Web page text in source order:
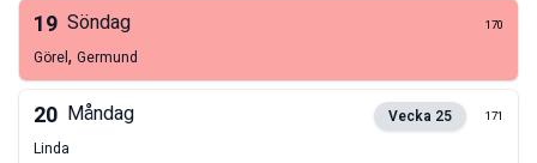
19 Söndag 170
Görel, Germund
20 Måndag Vecka 25 171
Linda